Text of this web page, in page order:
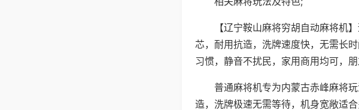
【辽宁鞍山麻将穷胡自动麻将机
芯，耐用抗造，洗牌速度快，无需长
习惯，静音不扰民，家用商用均可，朋
普通麻将机专为内蒙古赤峰麻将
造，洗牌极速无需等待，机身宽敞适合